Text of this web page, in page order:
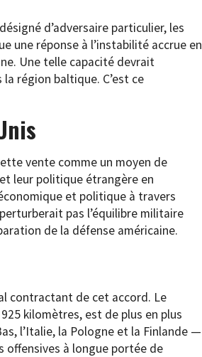
d’adversaire particulier, les
une réponse à l’instabilité accrue en
Une telle capacité devrait
région baltique. C’est ce
vente comme un moyen de
leur politique étrangère en
et politique à travers
pas l’équilibre militaire
de la défense américaine.
contractant de cet accord. Le
kilomètres, est de plus en plus
l’Italie, la Pologne et la Finlande —
offensives à longue portée de